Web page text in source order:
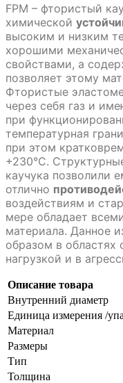
FPM – фтористый
химической
высоким и низким
хорошими
свойствами, а
позволяет этому
Фтористые
через себя газ и
при
температурная
при этом
+230°C.
каучука позволили
отлично
воздействиям и
мере обладает
материала. Данное
образом в областях
нагрузкой и в
Описание товара
Внутренний диаметр
Единица измерения /
Материал
Размеры
Тип
Толщина